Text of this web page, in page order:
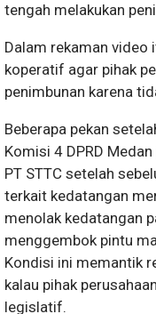
tengah melakukan
Dalam rekaman video
koperatif agar pihak
penimbunan karena
Beberapa pekan
Komisi 4 DPRD
PT STTC setelah
terkait kedatangan
menolak kedatangan
menggembok pintu
Kondisi ini memantik
kalau pihak
legislatif.